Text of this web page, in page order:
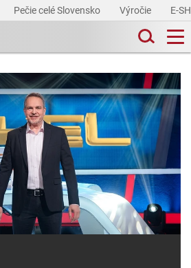
Pečie celé Slovensko Výročie E-